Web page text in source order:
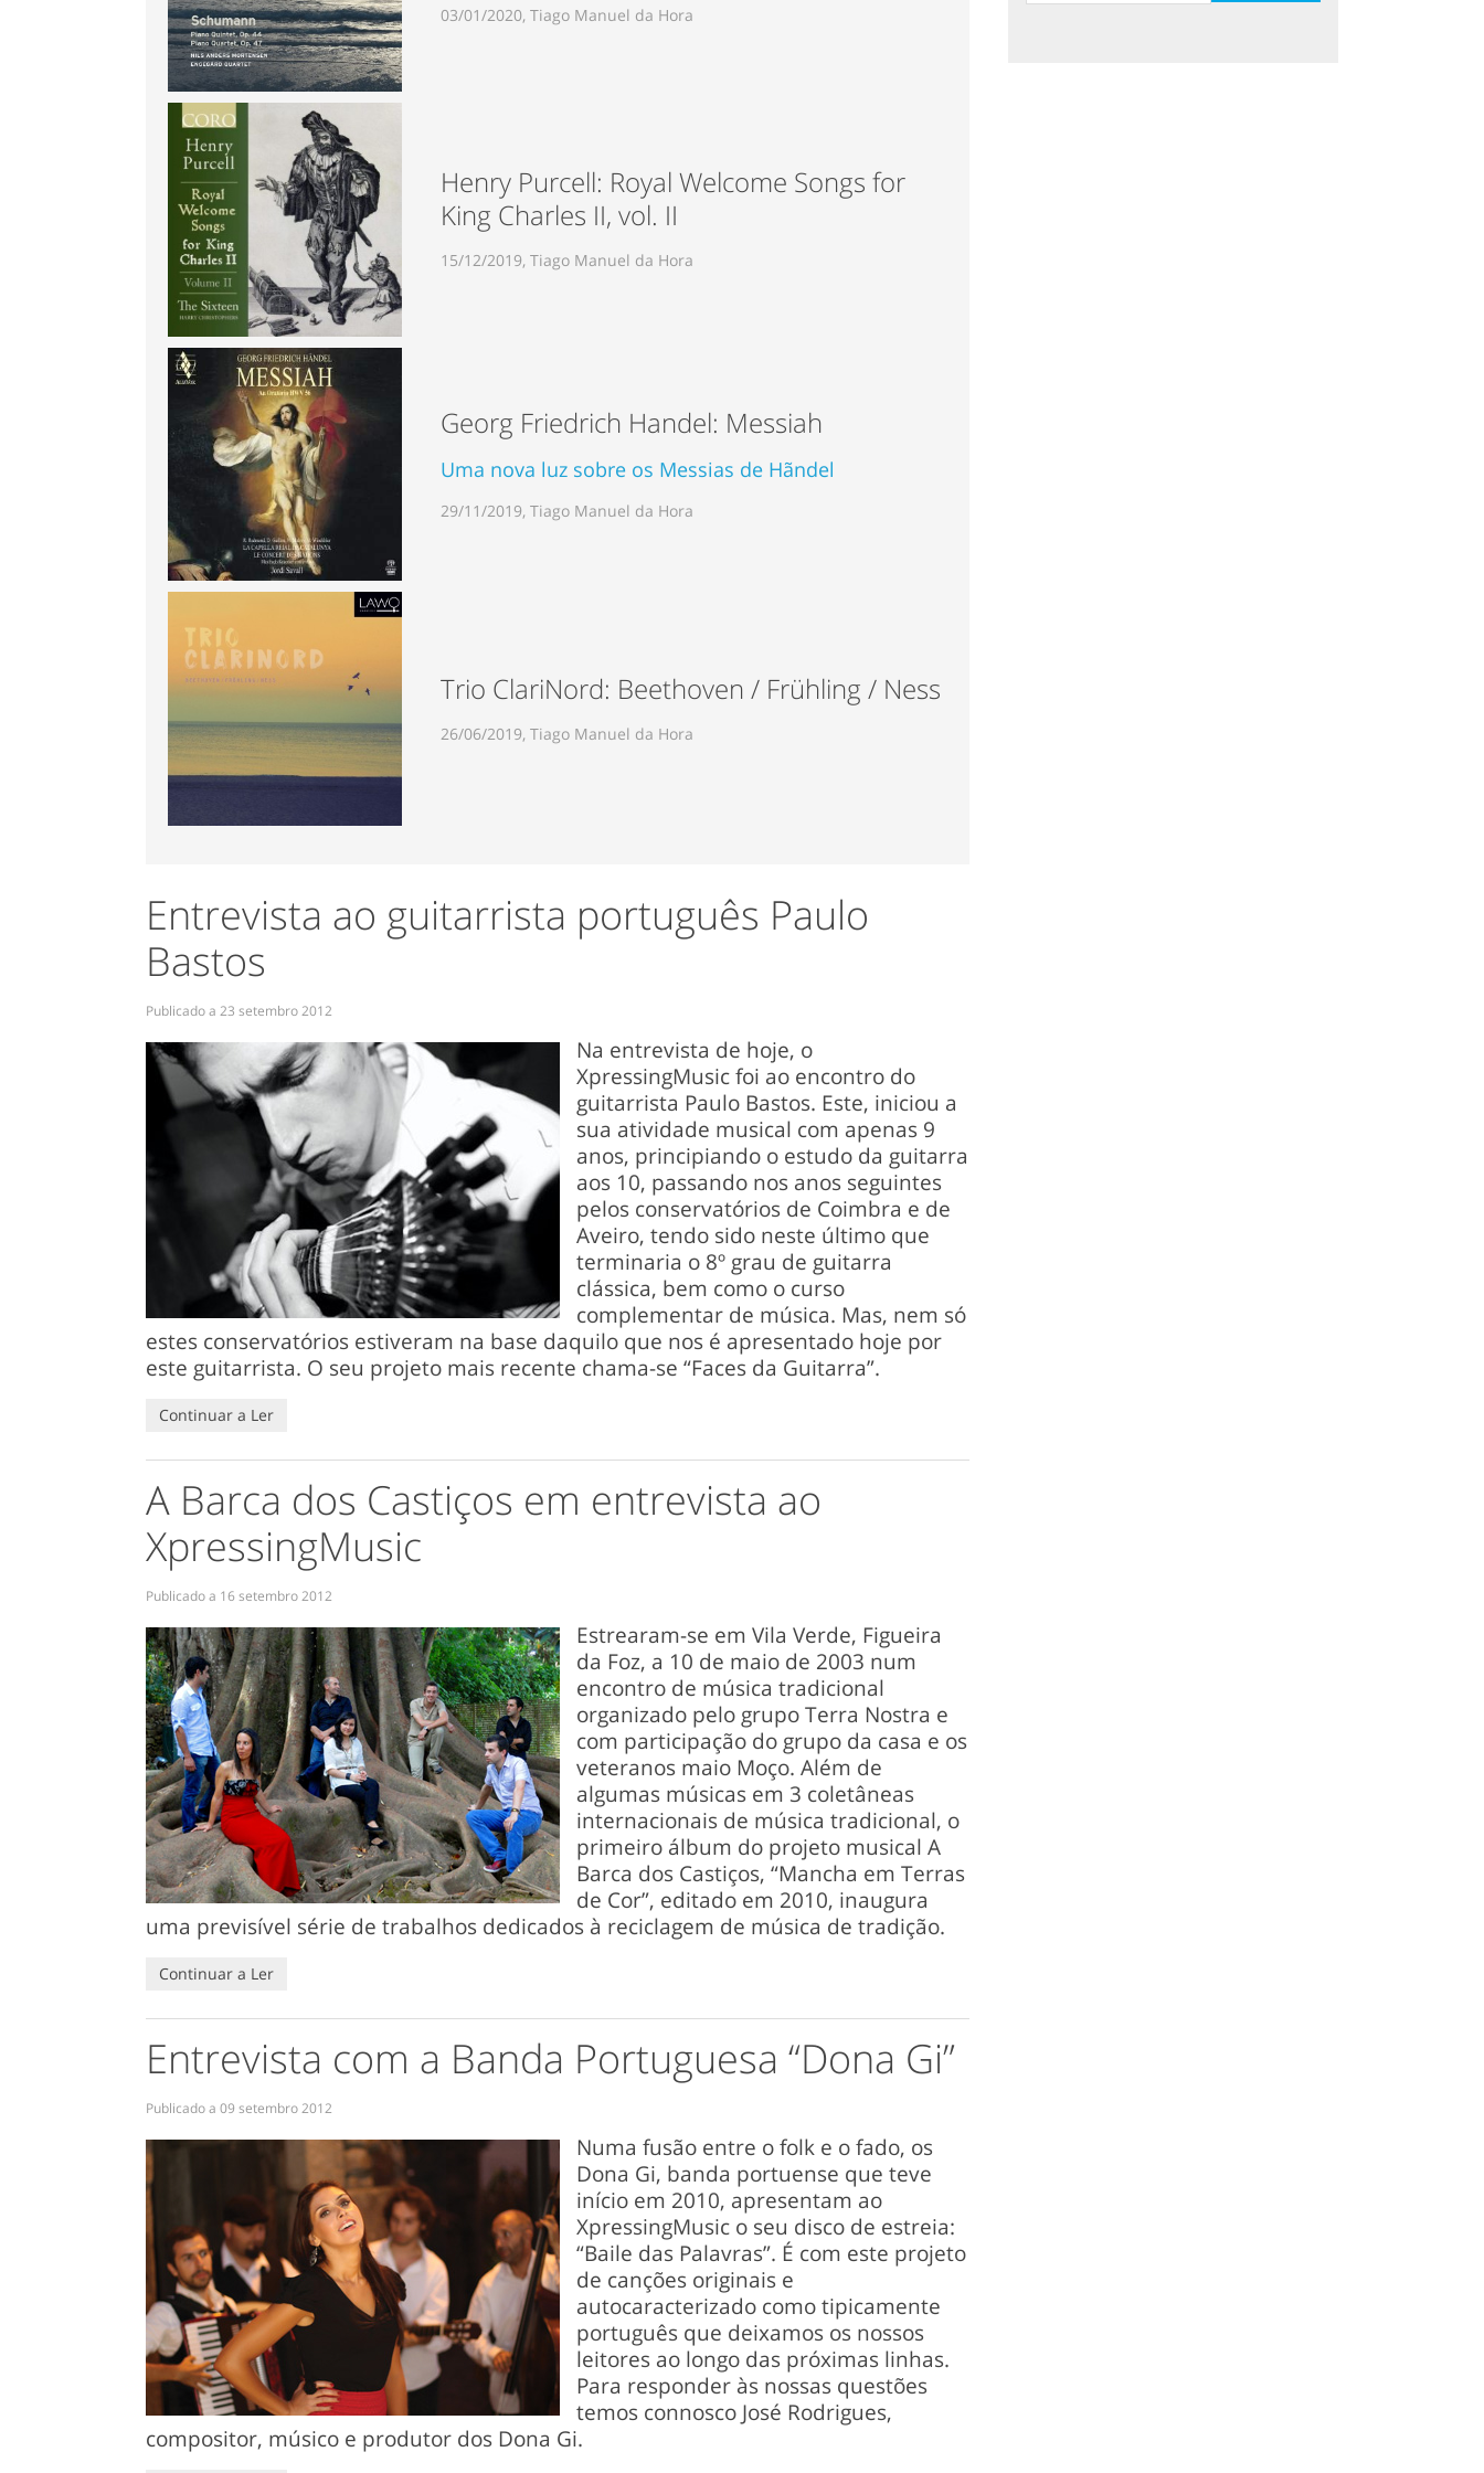
03/01/2020, Tiago Manuel da Hora
Henry Purcell: Royal Welcome Songs for
King Charles II, vol. II
15/12/2019, Tiago Manuel da Hora
Georg Friedrich Handel: Messiah
Uma nova luz sobre os Messias de Hãndel
29/11/2019, Tiago Manuel da Hora
Trio ClariNord: Beethoven / Frühling / Ness
26/06/2019, Tiago Manuel da Hora
Entrevista ao guitarrista português Paulo
Bastos
Publicado a 23 setembro 2012
Na entrevista de hoje, o
XpressingMusic foi ao encontro do
guitarrista Paulo Bastos. Este, iniciou a
sua atividade musical com apenas 9
anos, principiando o estudo da guitarra
aos 10, passando nos anos seguintes
pelos conservatórios de Coimbra e de
Aveiro, tendo sido neste último que
terminaria o 8º grau de guitarra
clássica, bem como o curso
complementar de música. Mas, nem só
estes conservatórios estiveram na base daquilo que nos é apresentado hoje por
este guitarrista. O seu projeto mais recente chama-se “Faces da Guitarra”.
Continuar a Ler
A Barca dos Castiços em entrevista ao
XpressingMusic
Publicado a 16 setembro 2012
Estrearam-se em Vila Verde, Figueira
da Foz, a 10 de maio de 2003 num
encontro de música tradicional
organizado pelo grupo Terra Nostra e
com participação do grupo da casa e os
veteranos maio Moço. Além de
algumas músicas em 3 coletâneas
internacionais de música tradicional, o
primeiro álbum do projeto musical A
Barca dos Castiços, “Mancha em Terras
de Cor”, editado em 2010, inaugura
uma previsível série de trabalhos dedicados à reciclagem de música de tradição.
Continuar a Ler
Entrevista com a Banda Portuguesa “Dona Gi”
Publicado a 09 setembro 2012
Numa fusão entre o folk e o fado, os
Dona Gi, banda portuense que teve
início em 2010, apresentam ao
XpressingMusic o seu disco de estreia:
“Baile das Palavras”. É com este projeto
de canções originais e
autocaracterizado como tipicamente
português que deixamos os nossos
leitores ao longo das próximas linhas.
Para responder às nossas questões
temos connosco José Rodrigues,
compositor, músico e produtor dos Dona Gi.